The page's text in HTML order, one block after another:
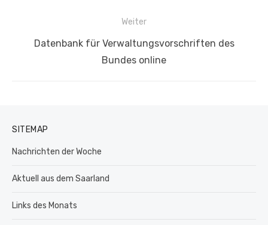
Weiter
Nächster
Datenbank für Verwaltungsvorschriften des
Bundes online
SITEMAP
Nachrichten der Woche
Aktuell aus dem Saarland
Links des Monats